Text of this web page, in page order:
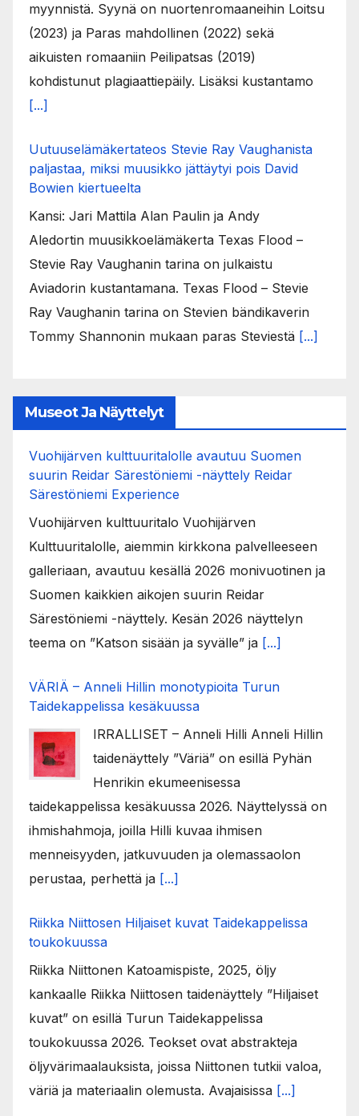
myynnistä. Syynä on nuortenromaaneihin Loitsu
(2023) ja Paras mahdollinen (2022) sekä
aikuisten romaaniin Peilipatsas (2019)
kohdistunut plagiaattiepäily. Lisäksi kustantamo
[...]
Uutuuselämäkertateos Stevie Ray Vaughanista
paljastaa, miksi muusikko jättäytyi pois David
Bowien kiertueelta
Kansi: Jari Mattila Alan Paulin ja Andy
Aledortin muusikkoelämäkerta Texas Flood –
Stevie Ray Vaughanin tarina on julkaistu
Aviadorin kustantamana. Texas Flood – Stevie
Ray Vaughanin tarina on Stevien bändikaverin
Tommy Shannonin mukaan paras Steviestä [...]
Museot Ja Näyttelyt
Vuohijärven kulttuuritalolle avautuu Suomen
suurin Reidar Särestöniemi -näyttely Reidar
Särestöniemi Experience
Vuohijärven kulttuuritalo Vuohijärven
Kulttuuritalolle, aiemmin kirkkona palvelleeseen
galleriaan, avautuu kesällä 2026 monivuotinen ja
Suomen kaikkien aikojen suurin Reidar
Särestöniemi -näyttely. Kesän 2026 näyttelyn
teema on ”Katson sisään ja syvälle” ja [...]
VÄRIÄ – Anneli Hillin monotypioita Turun
Taidekappelissa kesäkuussa
IRRALLISET – Anneli Hilli Anneli Hillin
taidenäyttely ”Väriä” on esillä Pyhän
Henrikin ekumeenisessa
taidekappelissa kesäkuussa 2026. Näyttelyssä on
ihmishahmoja, joilla Hilli kuvaa ihmisen
menneisyyden, jatkuvuuden ja olemassaolon
perustaa, perhettä ja [...]
Riikka Niittosen Hiljaiset kuvat Taidekappelissa
toukokuussa
Riikka Niittonen Katoamispiste, 2025, öljy
kankaalle Riikka Niittosen taidenäyttely ”Hiljaiset
kuvat” on esillä Turun Taidekappelissa
toukokuussa 2026. Teokset ovat abstrakteja
öljyvärimaalauksista, joissa Niittonen tutkii valoa,
väriä ja materiaalin olemusta. Avajaisissa [...]